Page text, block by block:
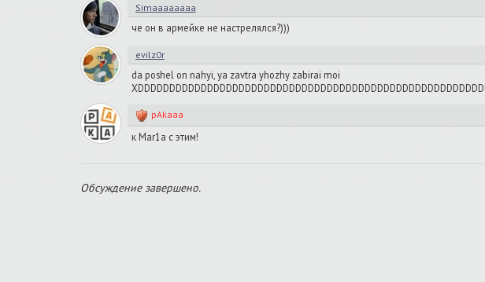
Simaaaaaaaa
че он в армейке не настрелялся?)))
evilz0r
da poshel on nahyi, ya zavtra yhozhy zabirai moi
pAkaaa
к Mar1a с этим!
Обсуждение завершено.